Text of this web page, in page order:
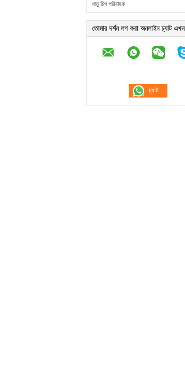
ধাতু চিপ পরিবাহক
তোমার দর্শন লগ করা অনলাইন চ্যাট এখন